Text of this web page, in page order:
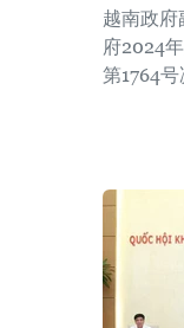
越南政府
府2024
第1764